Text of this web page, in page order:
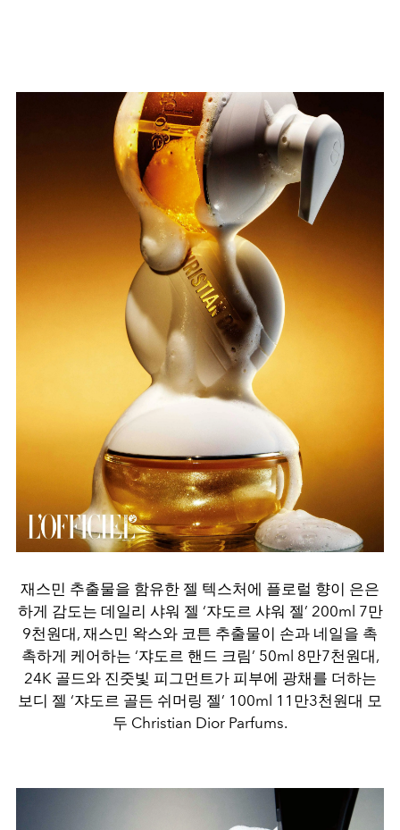
재스민 추출물을 함유한 젤 텍스처에 플로럴 향이 은은
하게 감도는 데일리 샤워 젤 ‘쟈도르 샤워 젤’ 200ml 7만
9천원대, 재스민 왁스와 코튼 추출물이 손과 네일을 촉
촉하게 케어하는 ‘쟈도르 핸드 크림’ 50ml 8만7천원대,
24K 골드와 진줏빛 피그먼트가 피부에 광채를 더하는
보디 젤 ‘쟈도르 골든 쉬머링 젤’ 100ml 11만3천원대 모
두 Christian Dior Parfums.